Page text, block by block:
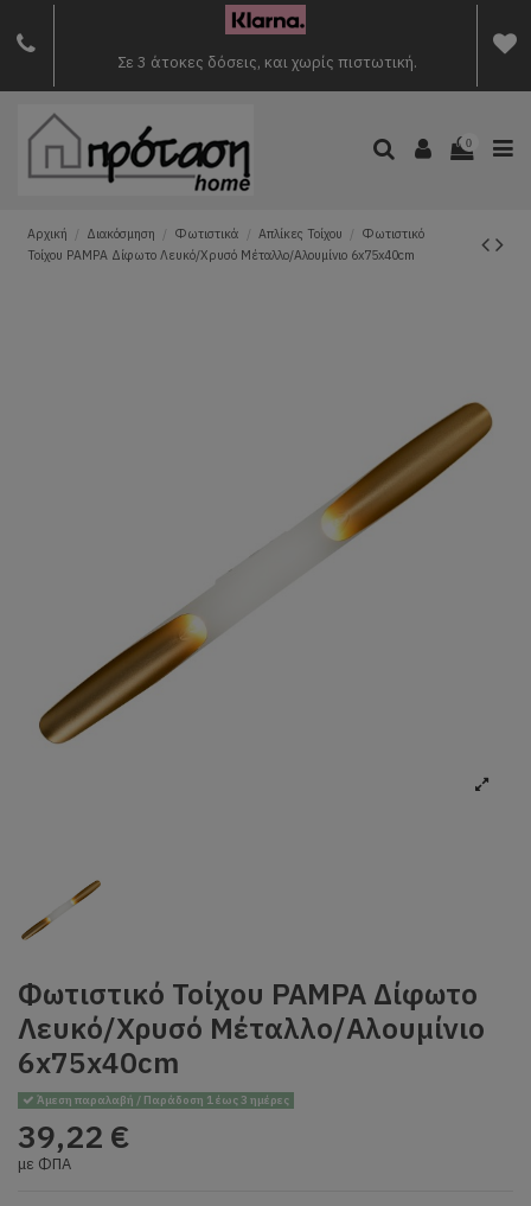
Σε 3 άτοκες δόσεις, και χωρίς πιστωτική.
0
Αρχική Διακόσμηση Φωτιστικά Απλίκες Τοίχου
Φωτιστικό
Τοίχου PAMPA Δίφωτο Λευκό/Χρυσό Μέταλλο/Αλουμίνιο 6x75x40cm
Φωτιστικό Τοίχου PAMPA Δίφωτο
Λευκό/Χρυσό Μέταλλο/Αλουμίνιο
6x75x40cm
Άμεση παραλαβή / Παράδοση 1 έως 3 ημέρες
39,22 €
με ΦΠΑ